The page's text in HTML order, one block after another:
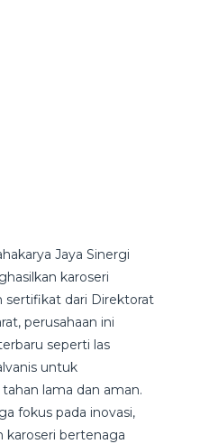
Jaya Sinergi
karoseri
sertifikat dari Direktorat
perusahaan ini
seperti las
untuk
lama dan aman.
fokus pada inovasi,
bertenaga